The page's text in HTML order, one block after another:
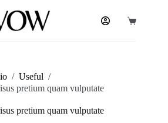
Carrito
/ Useful /
pretium quam vulputate
pretium quam vulputate